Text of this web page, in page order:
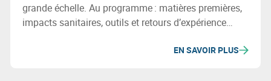
grande échelle. Au programme : matières premières,
impacts sanitaires, outils et retours d’expérience
EN SAVOIR PLUS